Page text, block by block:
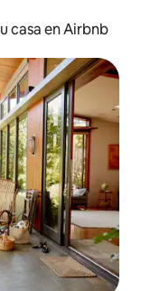
casa en Airbnb